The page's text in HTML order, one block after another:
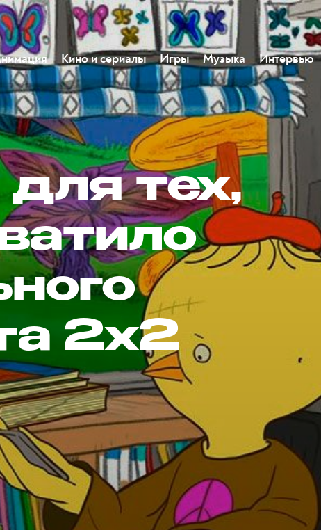
Кино и сериалы Игры Музыка Интервью
для тех,
2х2